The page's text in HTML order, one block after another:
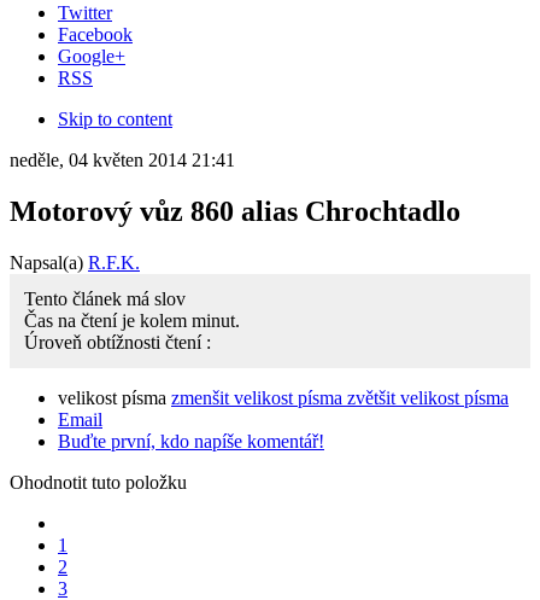
Twitter
Facebook
Google+
RSS
Skip to content
neděle, 04 květen 2014 21:41
Motorový vůz 860 alias Chrochtadlo
Napsal(a) R.F.K.
Tento článek má slov
Čas na čtení je kolem minut.
Úroveň obtížnosti čtení :
velikost písma zmenšit velikost písma zvětšit velikost písma
Email
Buďte první, kdo napíše komentář!
Ohodnotit tuto položku
1
2
3